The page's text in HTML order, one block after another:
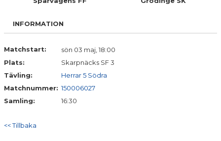
MATCHER
DOKUMENT
INFORMATION
Matchstart:
sön 03 maj, 18:00
Plats:
Skarpnäcks SF 3
Tävling:
Herrar 5 Södra
Matchnummer: 150006027
Samling:
16:30
<< Tillbaka